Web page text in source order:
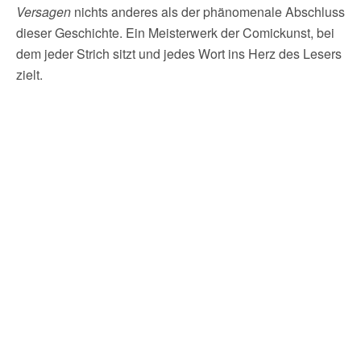
Versagen nichts anderes als der phänomenale Abschluss
dieser Geschichte. Ein Meisterwerk der Comickunst, bei
dem jeder Strich sitzt und jedes Wort ins Herz des Lesers
zielt.